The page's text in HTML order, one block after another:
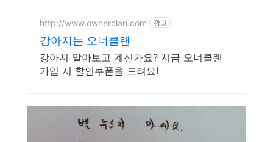
http://www.ownerclan.com 광고
강아지는 오너클랜
강아지 알아보고 계신가요? 지금 오너클랜
가입 시 할인쿠폰을 드려요!